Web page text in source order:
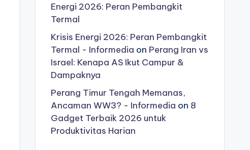
Energi 2026: Peran Pembangkit
Termal
Krisis Energi 2026: Peran Pembangkit
Termal - Informedia on Perang Iran vs
Israel: Kenapa AS Ikut Campur &
Dampaknya
Perang Timur Tengah Memanas,
Ancaman WW3? - Informedia on 8
Gadget Terbaik 2026 untuk
Produktivitas Harian